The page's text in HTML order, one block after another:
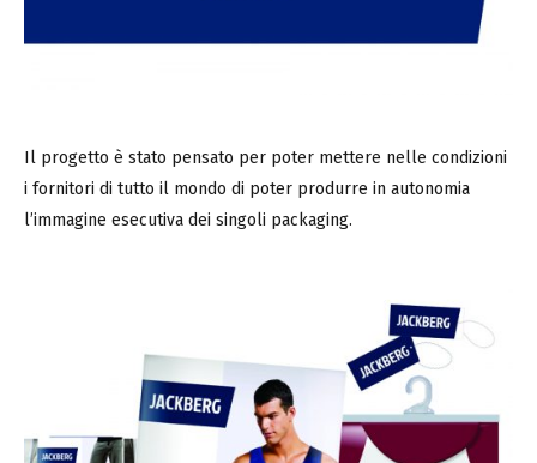
Il progetto è stato pensato per poter mettere nelle condizioni
i fornitori di tutto il mondo di poter produrre in autonomia
l’immagine esecutiva dei singoli packaging.